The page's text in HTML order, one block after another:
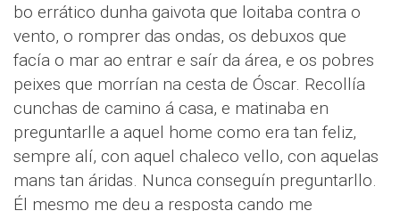
bo errático dunha gaivota que loitaba contra o
vento, o romprer das ondas, os debuxos que
facía o mar ao entrar e saír da área, e os pobres
peixes que morrían na cesta de Óscar. Recollía
cunchas de camino á casa, e matinaba en
preguntarlle a aquel home como era tan feliz,
sempre alí, con aquel chaleco vello, con aquelas
mans tan áridas. Nunca conseguín preguntarllo.
Él mesmo me deu a resposta cando me